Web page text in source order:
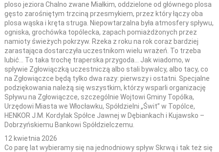
ploso jeziora Chalno zwane Miałkim, oddzielone od głównego plosa
gęsto zarośniętym trzciną przesmykiem, przez który łączy oba
plosa wąska i kręta struga. Niepowtarzalna była atmosfery spływu,
ogniska, grochówka topólecka, zapach pomiażdżonych przez
namioty świeżych pokrzyw. Rzeka z roku na rok coraz bardziej
zarastająca dostarczyła uczestnikom wielu wrażeń. To trzeba
lubić… To taka trochę traperska przygoda... Jak wiadomo, w
spływie Zgłowiączką uczestniczą albo stali bywalcy, albo tacy, co
na Zgłowiączce będą tylko dwa razy: pierwszy i ostatni. Specjalne
podziękowania należą się wszystkim, którzy wsparli organizację
Spływu na Zgłowiączce, szczególnie Wojtowi Gminy Topólka,
Urzędowi Miasta we Włocławku, Spółdzielni „Świt” w Topólce,
HENKOR J.M. Kordylak Spółce Jawnej w Dębiankach i Kujawsko –
Dobrzyńskiemu Bankowi Spółdzielczemu.
12 kwietnia 2026
Co parę lat wybieramy się na jednodniowy spływ Skrwą i tak też się